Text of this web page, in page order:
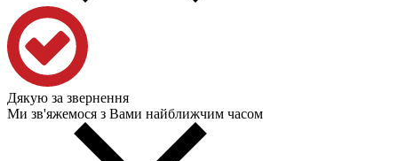
Дякую за звернення
Ми зв'яжемося з Вами найближчим часом